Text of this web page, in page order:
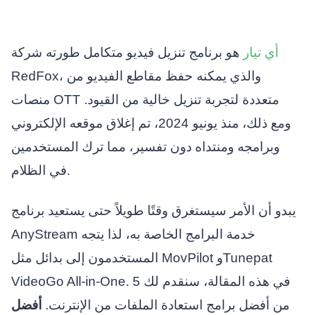
أي تيار هو برنامج تنزيل فيديو متكامل طورته شركة
RedFox، والذي يمكنه حفظ مقاطع الفيديو من
منصات OTT متعددة لتجربة تنزيل خالية من القيود.
ومع ذلك، منذ يونيو 2024، تم إغلاق موقعه الإلكتروني
وبرامجه ومنتداه دون تفسير، مما ترك المستخدمين
في الظلام.
يبدو أن الأمر سيستغرق وقتًا طويلاً حتى يستعيد برنامج
AnyStream خدمة البرامج الخاصة به، لذا يتجه
المستخدمون إلى بدائل مثل MovPilot وTunepat
VideoGo All-in-One. في هذه المقالة، سنقدم لك 5
من أفضل برامج استعادة الملفات من الإنترنت. أفضل